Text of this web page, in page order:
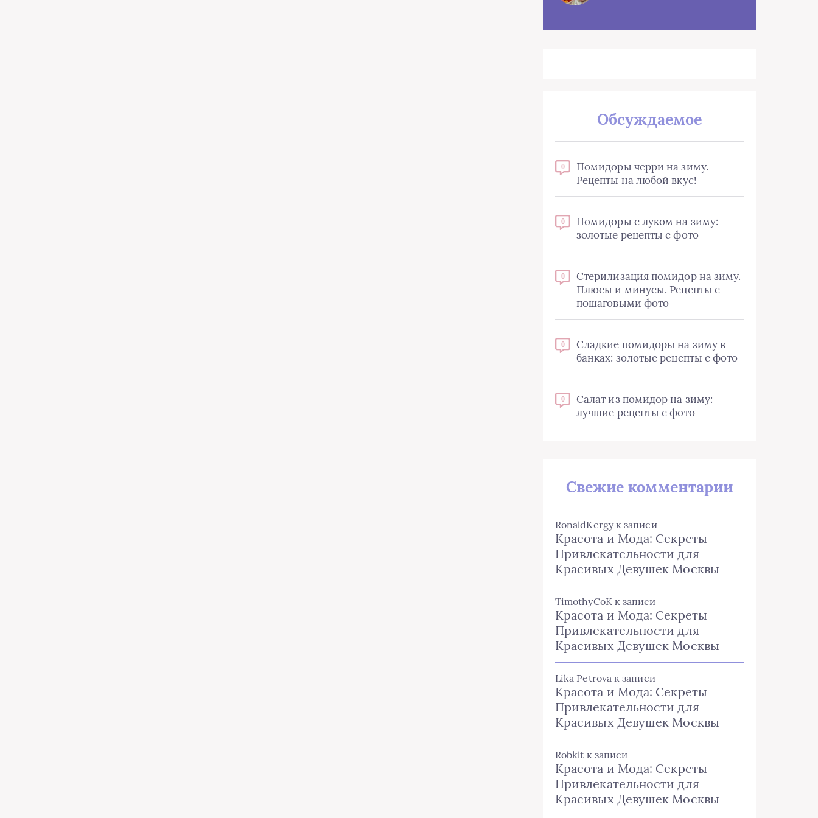
Обсуждаемое
0
Помидоры черри на зиму.
Рецепты на любой вкус!
0
Помидоры с луком на зиму:
золотые рецепты с фото
0
Стерилизация помидор на зиму.
Плюсы и минусы. Рецепты с
пошаговыми фото
0
Сладкие помидоры на зиму в
банках: золотые рецепты с фото
0
Салат из помидор на зиму:
лучшие рецепты с фото
Свежие комментарии
RonaldKergyк записи
Красота и Мода: Секреты
Привлекательности для
Красивых Девушек Москвы
TimothyCoKк записи
Красота и Мода: Секреты
Привлекательности для
Красивых Девушек Москвы
Lika Petrovaк записи
Красота и Мода: Секреты
Привлекательности для
Красивых Девушек Москвы
Robklt к записи
Красота и Мода: Секреты
Привлекательности для
Красивых Девушек Москвы